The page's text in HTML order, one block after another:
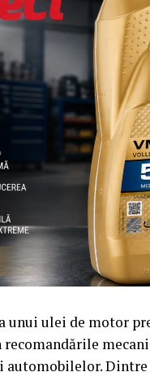
unui ulei de motor
Dintre